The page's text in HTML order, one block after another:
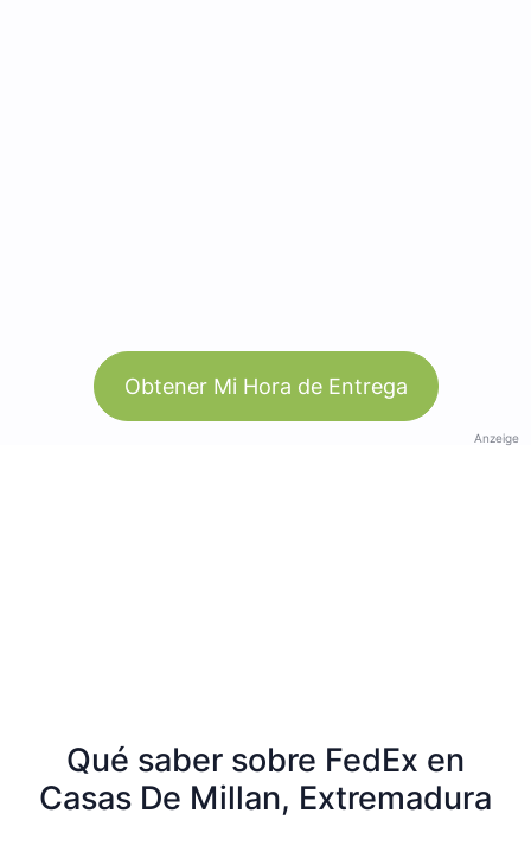
Obtener Mi Hora de Entrega
Anzeige
Qué saber sobre FedEx en
Casas De Millan, Extremadura